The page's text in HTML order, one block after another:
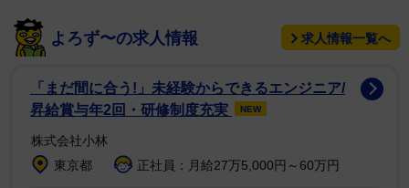
曜の朝起きて、彼とアリッサと海に行った。そして番組
のためにニューヨークに戻らなけらばならなかった」
「空港へ向かっている途中で、ゼンのもとに戻るよう
息子を亡くして間もない時に番組に出演することをた
よろず〜の求人情報 求人情報一覧へ
「まだ間に合う!」未経験からできるエンジニア/
昇給賞与年2回・研修制度充実
NEW
株式会社小林
東京都
正社員：月給27万5,000円～60万円